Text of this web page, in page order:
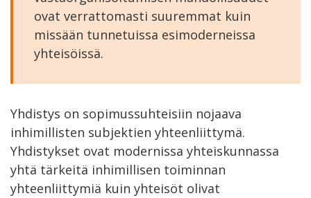
ovat verrattomasti suuremmat kuin
missään tunnetuissa esimoderneissa
yhteisöissä.
Yhdistys on sopimussuhteisiin nojaava
inhimillisten subjektien yhteenliittymä.
Yhdistykset ovat modernissa yhteiskunnassa
yhtä tärkeitä inhimillisen toiminnan
yhteenliittymiä kuin yhteisöt olivat